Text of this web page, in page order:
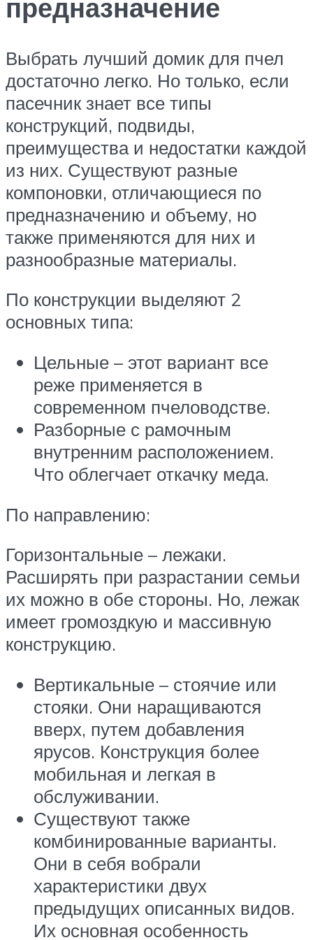
предназначение
Выбрать лучший домик для пчел
достаточно легко. Но только, если
пасечник знает все типы
конструкций, подвиды,
преимущества и недостатки каждой
из них. Существуют разные
компоновки, отличающиеся по
предназначению и объему, но
также применяются для них и
разнообразные материалы.
По конструкции выделяют 2
основных типа:
Цельные – этот вариант все
реже применяется в
современном пчеловодстве.
Разборные с рамочным
внутренним расположением.
Что облегчает откачку меда.
По направлению:
Горизонтальные – лежаки.
Расширять при разрастании семьи
их можно в обе стороны. Но, лежак
имеет громоздкую и массивную
конструкцию.
Вертикальные – стоячие или
стояки. Они наращиваются
вверх, путем добавления
ярусов. Конструкция более
мобильная и легкая в
обслуживании.
Существуют также
комбинированные варианты.
Они в себя вобрали
характеристики двух
предыдущих описанных видов.
Их основная особенность